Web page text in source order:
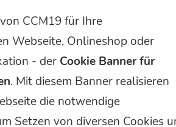
CCM19 für Ihre
Webseite, Onlineshop oder
- der Cookie Banner für
. Mit diesem Banner realisieren
die notwendige
Setzen von diversen Cookies